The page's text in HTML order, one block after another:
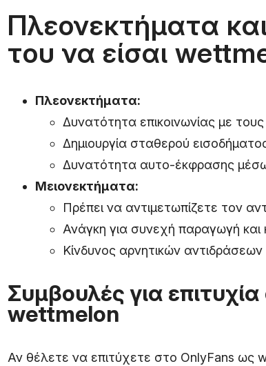
Πλεονεκτήματα
του να είσαι
Πλεονεκτήματα:
Δυνατότητα επικοινωνίας με
Δημιουργία σταθερού
Δυνατότητα αυτο-έκφρασης μέσω
Μειονεκτήματα:
Πρέπει να αντιμετωπίζετε τον
Ανάγκη για συνεχή παραγωγή και
Κίνδυνος αρνητικών
Συμβουλές για
wettmelon
Αν θέλετε να επιτύχετε στο OnlyFans ως